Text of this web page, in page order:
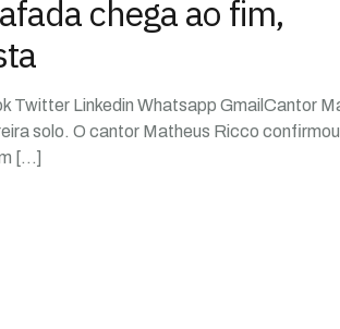
chega ao fim,
Twitter Linkedin Whatsapp GmailCantor
solo. O cantor Matheus Ricco
[…]